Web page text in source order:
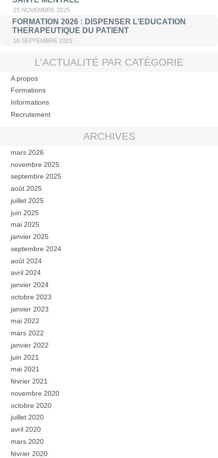
25 NOVEMBRE 2025
FORMATION 2026 : DISPENSER L’EDUCATION
THERAPEUTIQUE DU PATIENT
16 SEPTEMBRE 2025
L’ACTUALITÉ PAR CATÉGORIE
A propos
Formations
Informations
Recrutement
ARCHIVES
mars 2026
novembre 2025
septembre 2025
août 2025
juillet 2025
juin 2025
mai 2025
janvier 2025
septembre 2024
août 2024
avril 2024
janvier 2024
octobre 2023
janvier 2023
mai 2022
mars 2022
janvier 2022
juin 2021
mai 2021
février 2021
novembre 2020
octobre 2020
juillet 2020
avril 2020
mars 2020
février 2020